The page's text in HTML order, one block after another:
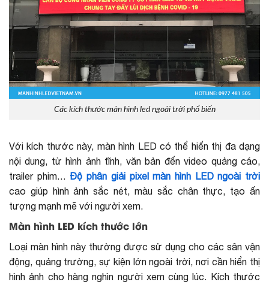
Các kích thước màn hình led ngoài trời phổ biến
Với kích thước này, màn hình LED có thể hiển thị đa dạng
nội dung, từ hình ảnh tĩnh, văn bản đến video quảng cáo,
trailer phim… Độ phân giải pixel màn hình LED ngoài trời
cao giúp hình ảnh sắc nét, màu sắc chân thực, tạo ấn
tượng mạnh mẽ với người xem.
Màn hình LED kích thước lớn
Loại màn hình này thường được sử dụng cho các sân vận
động, quảng trường, sự kiện lớn ngoài trời, nơi cần hiển thị
hình ảnh cho hàng nghìn người xem cùng lúc. Kích thước